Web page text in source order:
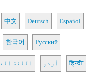
中文 Deutsch Español
한국어 Русский
اللغة اُردو हिन्दी